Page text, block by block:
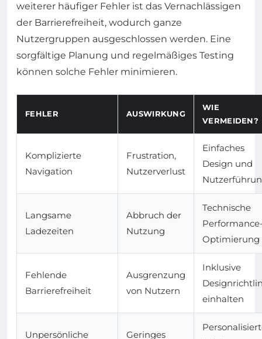
weiterer häufiger Fehler ist das Vernachlässigen
der Barrierefreiheit, wodurch ganze
Nutzergruppen ausgeschlossen werden. Eine
sorgfältige Planung und regelmäßiges Testing
können solche Fehler minimieren.
FEHLER AUSWIRKUNG
WIE
VERMEIDEN?
Komplizierte
Navigation
Frustration,
Nutzerverlust
Einfaches
Design und
Langsame
Ladezeiten
Abbruch der
Nutzung
Technische
Optimierung
Fehlende
Barrierefreiheit
Ausgrenzung
von Nutzern
Inklusive
einhalten
Unpersönliche
Geringes